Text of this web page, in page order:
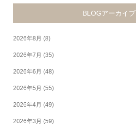
BLOGアーカイブ
2026年8月 (8)
2026年7月 (35)
2026年6月 (48)
2026年5月 (55)
2026年4月 (49)
2026年3月 (59)